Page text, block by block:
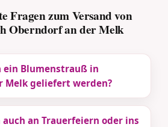
Fragen zum Versand von
Oberndorf an der Melk
ein Blumenstrauß in
Melk geliefert werden?
auch an Trauerfeiern oder ins